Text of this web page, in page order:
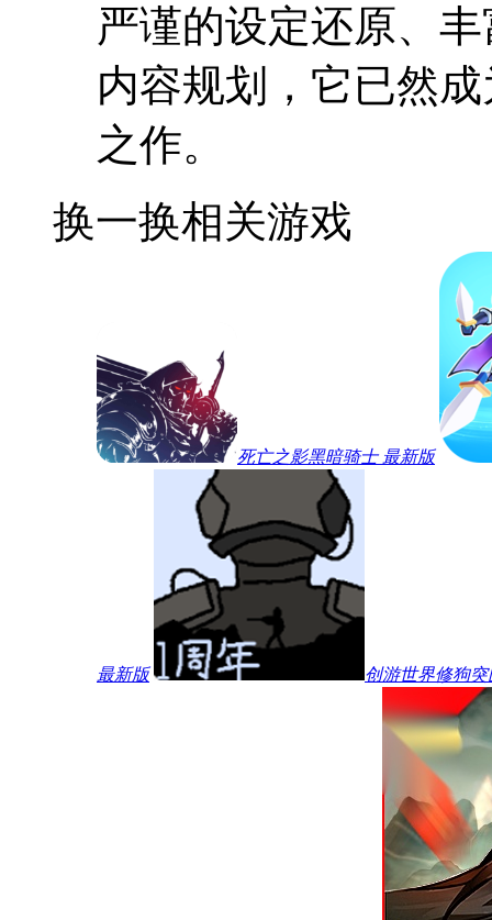
严谨的设定还原、
内容规划，它已然
之作。
换一换相关游戏
死亡之影黑暗骑士 最新版
最新版 创游世界修狗